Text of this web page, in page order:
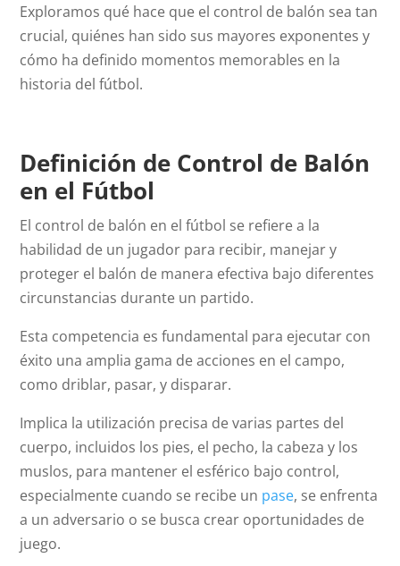
Exploramos qué hace que el control de balón sea tan
crucial, quiénes han sido sus mayores exponentes y
cómo ha definido momentos memorables en la
historia del fútbol.
Definición de Control de Balón
en el Fútbol
El control de balón en el fútbol se refiere a la
habilidad de un jugador para recibir, manejar y
proteger el balón de manera efectiva bajo diferentes
circunstancias durante un partido.
Esta competencia es fundamental para ejecutar con
éxito una amplia gama de acciones en el campo,
como driblar, pasar, y disparar.
Implica la utilización precisa de varias partes del
cuerpo, incluidos los pies, el pecho, la cabeza y los
muslos, para mantener el esférico bajo control,
especialmente cuando se recibe un pase, se enfrenta
a un adversario o se busca crear oportunidades de
juego.